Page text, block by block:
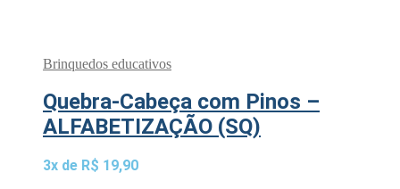
Brinquedos educativos
Quebra-Cabeça com Pinos –
ALFABETIZAÇÃO (SQ)
3x de R$ 19,90